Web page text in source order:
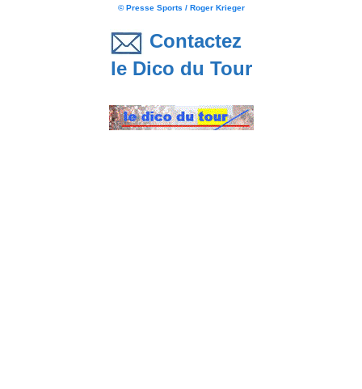
© Presse Sports / Roger Krieger
Contactez
le Dico du Tour